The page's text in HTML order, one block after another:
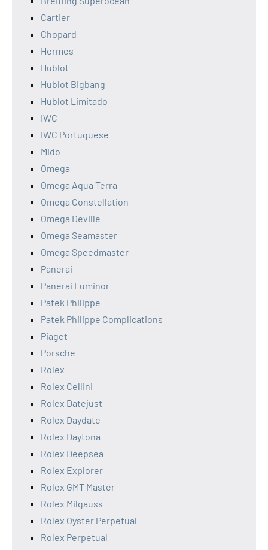
Cartier
Chopard
Hermes
Hublot
Hublot Bigbang
Hublot Limitado
IWC
IWC Portuguese
Mido
Omega
Omega Aqua Terra
Omega Constellation
Omega Deville
Omega Seamaster
Omega Speedmaster
Panerai
Panerai Luminor
Patek Philippe
Patek Philippe Complications
Piaget
Porsche
Rolex
Rolex Cellini
Rolex Datejust
Rolex Daydate
Rolex Daytona
Rolex Deepsea
Rolex Explorer
Rolex GMT Master
Rolex Milgauss
Rolex Oyster Perpetual
Rolex Perpetual